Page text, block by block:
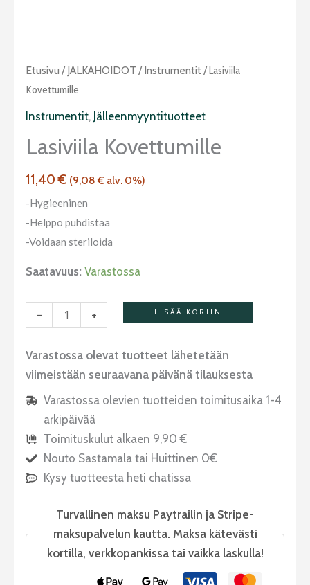
Etusivu / JALKAHOIDOT / Instrumentit/ Lasiviila
Kovettumille
Instrumentit, Jälleenmyyntituotteet
Lasiviila Kovettumille
11,40€ (9,08€ alv. 0%)
-Hygieeninen
-Helppo puhdistaa
-Voidaan steriloida
Saatavuus: Varastossa
-
Lasiviila
kovettumille
määrä
+ LISÄÄ KORIIN
Varastossa olevat tuotteet lähetetään
viimeistään seuraavana päivänä tilauksesta
Varastossa olevien tuotteiden toimitusaika 1-4
arkipäivää
Toimituskulut alkaen 9,90 €
Nouto Sastamala tai Huittinen 0€
Kysy tuotteesta heti chatissa
Turvallinen maksu Paytrailin ja Stripe-
maksupalvelun kautta. Maksa kätevästi
kortilla, verkkopankissa tai vaikka laskulla!